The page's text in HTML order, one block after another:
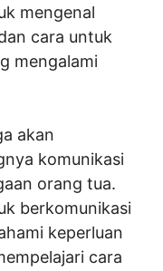
mengenal
cara untuk
mengalami
akan
komunikasi
orang tua.
berkomunikasi
keperluan
cara